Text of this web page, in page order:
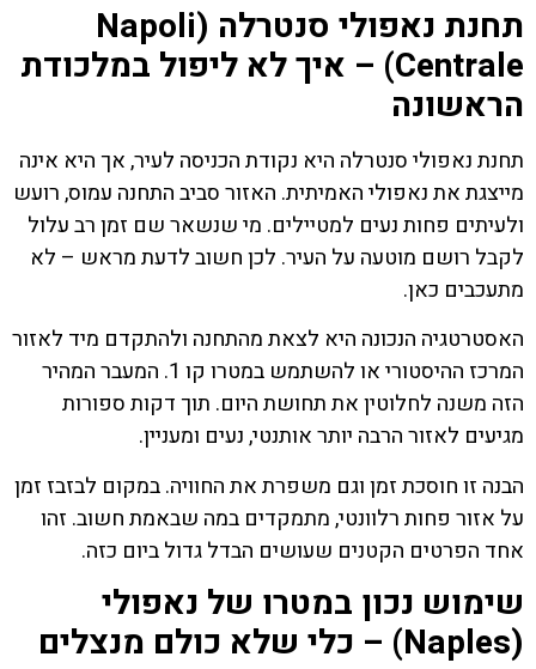
תחנת נאפולי סנטרלה (Napoli
Centrale) – איך לא ליפול במלכודת
הראשונה
תחנת נאפולי סנטרלה היא נקודת הכניסה לעיר, אך היא אינה
מייצגת את נאפולי האמיתית. האזור סביב התחנה עמוס, רועש
ולעיתים פחות נעים למטיילים. מי שנשאר שם זמן רב עלול
לקבל רושם מוטעה על העיר. לכן חשוב לדעת מראש – לא
מתעכבים כאן.
האסטרטגיה הנכונה היא לצאת מהתחנה ולהתקדם מיד לאזור
המרכז ההיסטורי או להשתמש במטרו קו 1. המעבר המהיר
הזה משנה לחלוטין את תחושת היום. תוך דקות ספורות
מגיעים לאזור הרבה יותר אותנטי, נעים ומעניין.
הבנה זו חוסכת זמן וגם משפרת את החוויה. במקום לבזבז זמן
על אזור פחות רלוונטי, מתמקדים במה שבאמת חשוב. זהו
אחד הפרטים הקטנים שעושים הבדל גדול ביום כזה.
שימוש נכון במטרו של נאפולי
(Naples) – כלי שלא כולם מנצלים